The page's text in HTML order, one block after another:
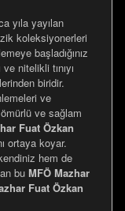
yıla yayılan
koleksiyonerleri
başladığınız
nitelikli tınıyı
biridir.
ve
ve sağlam
Fuat Özkan
ortaya koyar.
hem de
bu MFÖ Mazhar
Fuat Özkan